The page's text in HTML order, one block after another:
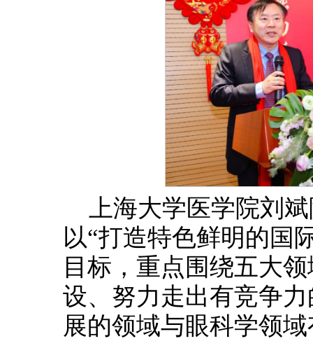
上海大学医学院刘
以“打造特色鲜明的国
目标，重点围绕五大
设、努力走出有竞争
展的领域与眼科学领